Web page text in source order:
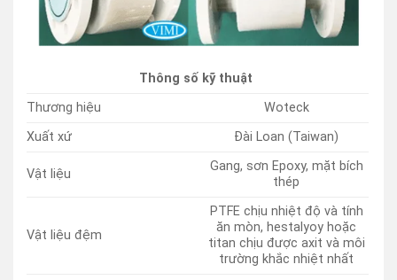
Thông số kỹ thuật
Thương hiệu
Woteck
Xuất xứ
Đài Loan (Taiwan)
Vật liệu
Gang, sơn Epoxy, mặt bích
thép
Vật liệu đệm
PTFE chịu nhiệt độ và tính
ăn mòn, hestalyoy hoặc
titan chịu được axit và môi
trường khắc nhiệt nhất